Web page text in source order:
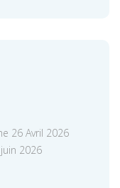
26 Avril 2026
2026